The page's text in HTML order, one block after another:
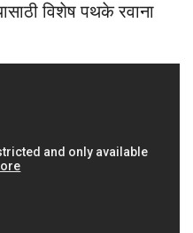
विशेष पथके रवाना